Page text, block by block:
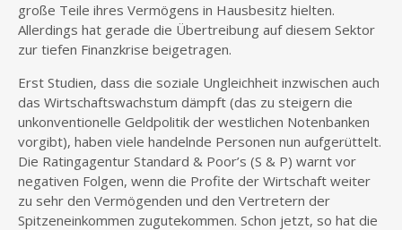
große Teile ihres Vermögens in Hausbesitz hielten.
Allerdings hat gerade die Übertreibung auf diesem Sektor
zur tiefen Finanzkrise beigetragen.
Erst Studien, dass die soziale Ungleichheit inzwischen auch
das Wirtschaftswachstum dämpft (das zu steigern die
unkonventionelle Geldpolitik der westlichen Notenbanken
vorgibt), haben viele handelnde Personen nun aufgerüttelt.
Die Ratingagentur Standard & Poor’s (S & P) warnt vor
negativen Folgen, wenn die Profite der Wirtschaft weiter
zu sehr den Vermögenden und den Vertretern der
Spitzeneinkommen zugutekommen. Schon jetzt, so hat die